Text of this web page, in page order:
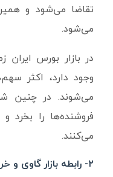
تقاضا می‌شود و
می‌شود.
در بازار بورس ایران
وجود دارد، اکثر
می‌شوند. در چنین
فروشنده‌ها را بخرد
می‌کنند.
۲- رابطه بازار گاوی و خرسی و روان شناسی سرمایه گذاران